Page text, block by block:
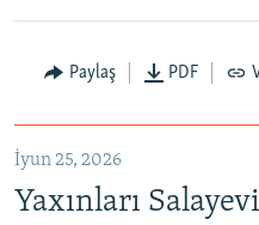
Paylaş PDF
İyun 25, 2026
Yaxınları